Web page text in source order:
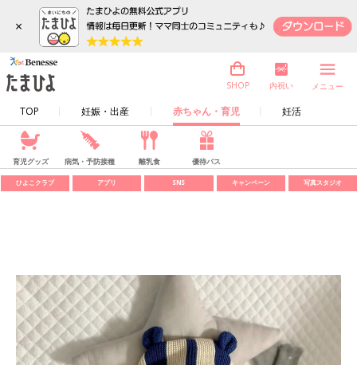
×
TOP 妊娠・出産 赤ちゃん・育児 妊活
SHOP 内祝い メニュー
育児グッズ 病気・予防接種 離乳食 優待パス
ひよこクラブ アプリ SNS キャンペーン 写真スタジオ